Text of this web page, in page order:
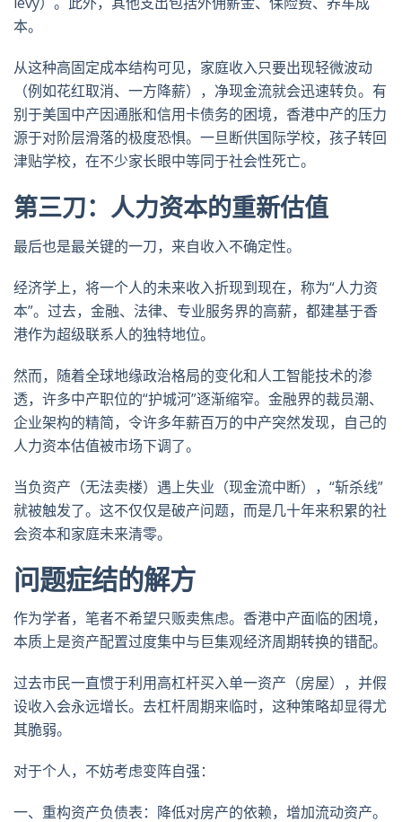
本。
从这种高固定成本结构可见，家庭收入只要出现轻微波动
（例如花红取消、一方降薪），净现金流就会迅速转负。有
别于美国中产因通胀和信用卡债务的困境，香港中产的压力
源于对阶层滑落的极度恐惧。一旦断供国际学校，孩子转回
津贴学校，在不少家长眼中等同于社会性死亡。
第三刀：人力资本的重新估值
最后也是最关键的一刀，来自收入不确定性。
经济学上，将一个人的未来收入折现到现在，称为“人力资
本”。过去，金融、法律、专业服务界的高薪，都建基于香
港作为超级联系人的独特地位。
然而，随着全球地缘政治格局的变化和人工智能技术的渗
透，许多中产职位的“护城河”逐渐缩窄。金融界的裁员潮、
企业架构的精简，令许多年薪百万的中产突然发现，自己的
人力资本估值被市场下调了。
当负资产（无法卖楼）遇上失业（现金流中断），“斩杀线”
就被触发了。这不仅仅是破产问题，而是几十年来积累的社
会资本和家庭未来清零。
问题症结的解方
作为学者，笔者不希望只贩卖焦虑。香港中产面临的困境，
本质上是资产配置过度集中与巨集观经济周期转换的错配。
过去市民一直惯于利用高杠杆买入单一资产（房屋），并假
设收入会永远增长。去杠杆周期来临时，这种策略却显得尤
其脆弱。
对于个人，不妨考虑变阵自强：
一、重构资产负债表：降低对房产的依赖，增加流动资产。